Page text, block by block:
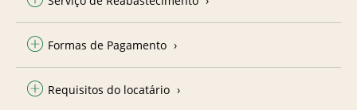
Formas de Pagamento
Requisitos do locatário